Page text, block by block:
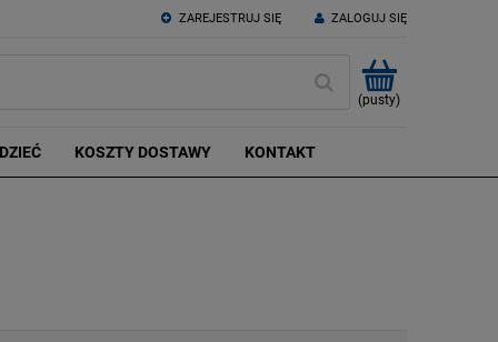
ZAREJESTRUJ SIĘ ZALOGUJ SIĘ
(pusty)
KOSZTY DOSTAWY KONTAKT